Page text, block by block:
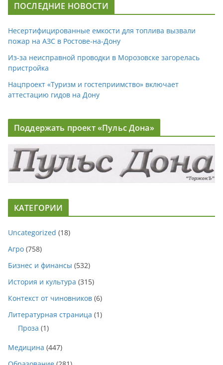
ПОСЛЕДНИЕ НОВОСТИ
Несертифицированные емкости для топлива вызвали
пожар на АЗС в Ростове-на-Дону
Из-за неисправной проводки в Морозовске загорелась
пристройка
Нацпроект «Туризм и гостеприимство» включает
аттестацию гидов на Дону
Поддержать проект «Пульс Дона»
КАТЕГОРИИ
Uncategorized (18)
Агро (758)
Бизнес и финансы (532)
История и культура (315)
Контекст от чиновников (6)
Литературная страница (1)
Проза (1)
Медицина (447)